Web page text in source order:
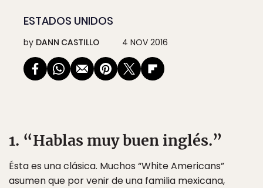
ESTADOS UNIDOS
by DANN CASTILLO 4 NOV 2016
1. “Hablas muy buen inglés.”
Ésta es una clásica. Muchos “White Americans”
asumen que por venir de una familia mexicana,